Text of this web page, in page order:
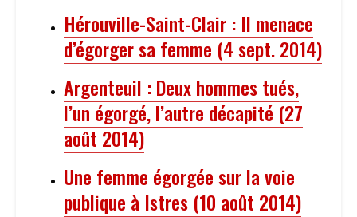
Hérouville-Saint-Clair : Il menace
d’égorger sa femme (4 sept. 2014)
Argenteuil : Deux hommes tués,
l’un égorgé, l’autre décapité (27
août 2014)
Une femme égorgée sur la voie
publique à Istres (10 août 2014)